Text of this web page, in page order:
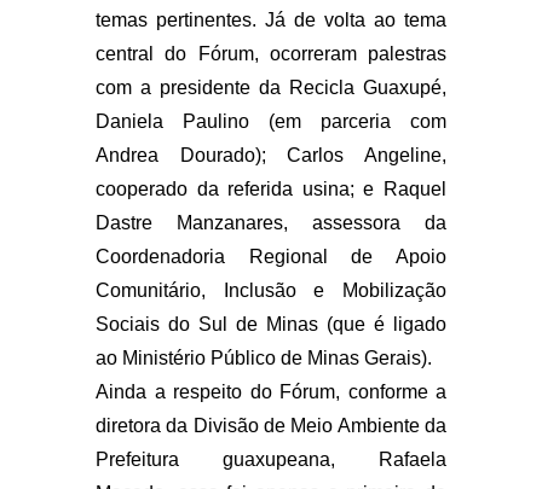
temas pertinentes. Já de volta ao tema
central do Fórum, ocorreram palestras
com a presidente da Recicla Guaxupé,
Daniela Paulino (em parceria com
Andrea Dourado); Carlos Angeline,
cooperado da referida usina; e Raquel
Dastre Manzanares, assessora da
Coordenadoria Regional de Apoio
Comunitário, Inclusão e Mobilização
Sociais do Sul de Minas (que é ligado
ao Ministério Público de Minas Gerais).
Ainda a respeito do Fórum, conforme a
diretora da Divisão de Meio Ambiente da
Prefeitura guaxupeana, Rafaela